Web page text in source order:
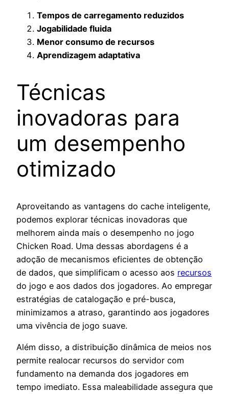
Tempos de carregamento reduzidos
Jogabilidade fluida
Menor consumo de recursos
Aprendizagem adaptativa
Técnicas
inovadoras para
um desempenho
otimizado
Aproveitando as vantagens do cache inteligente,
podemos explorar técnicas inovadoras que
melhorem ainda mais o desempenho no jogo
Chicken Road. Uma dessas abordagens é a
adoção de mecanismos eficientes de obtenção
de dados, que simplificam o acesso aos recursos
do jogo e aos dados dos jogadores. Ao empregar
estratégias de catalogação e pré-busca,
minimizamos a atraso, garantindo aos jogadores
uma vivência de jogo suave.
Além disso, a distribuição dinâmica de meios nos
permite realocar recursos do servidor com
fundamento na demanda dos jogadores em
tempo imediato. Essa maleabilidade assegura que